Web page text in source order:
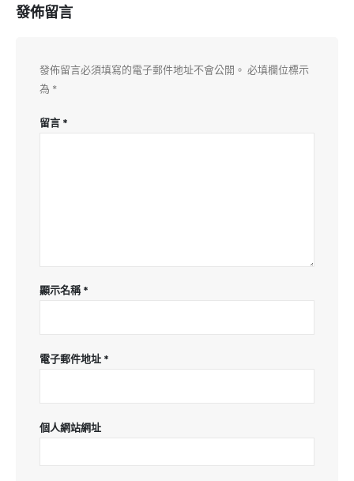
發佈留言
發佈留言必須填寫的電子郵件地址不會公開。 必填欄位標示
為 *
留言 *
顯示名稱*
電子郵件地址 *
個人網站網址